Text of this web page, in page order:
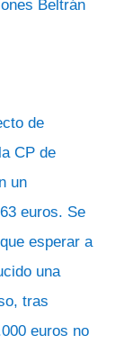
Beltrán
de
CP de
un
euros. Se
esperar a
una
tras
euros no